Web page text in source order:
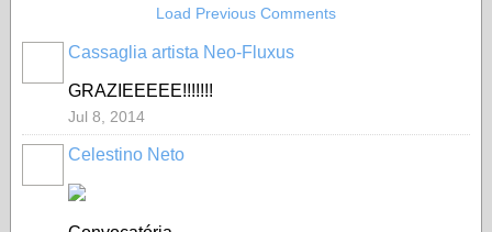
Load Previous Comments
Cassaglia artista Neo-Fluxus
GRAZIEEEEE!!!!!!!
Jul 8, 2014
Celestino Neto